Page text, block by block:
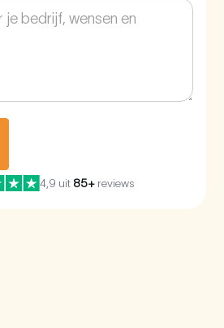
4,9 uit 85+ reviews